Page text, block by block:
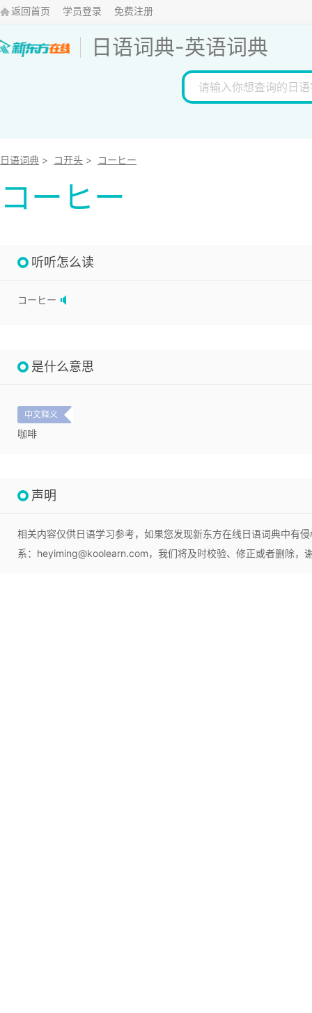
返回首页 学员登录 免费注册
日语词典-英语词典
日语词典 > コ开头 > コーヒー
コーヒー
听听怎么读
コーヒー
是什么意思
中文释义
咖啡
声明
相关内容仅供日语学习参考，如果您发现新东方在线日语词典中有
系：heyiming@koolearn.com，我们将及时校验、修正或者删除，